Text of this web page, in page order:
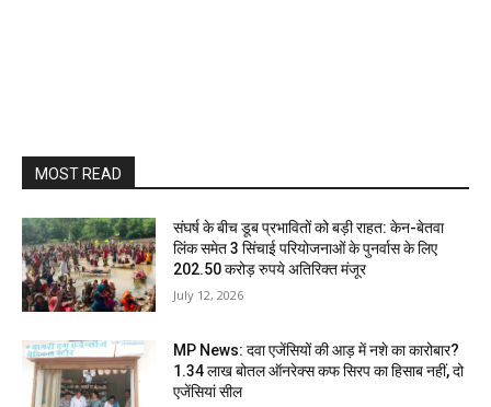
MOST READ
संघर्ष के बीच डूब प्रभावितों को बड़ी राहत: केन-बेतवा
लिंक समेत 3 सिंचाई परियोजनाओं के पुनर्वास के लिए
202.50 करोड़ रुपये अतिरिक्त मंजूर
July 12, 2026
MP News: दवा एजेंसियों की आड़ में नशे का कारोबार?
1.34 लाख बोतल ऑनरेक्स कफ सिरप का हिसाब नहीं, दो
एजेंसियां सील